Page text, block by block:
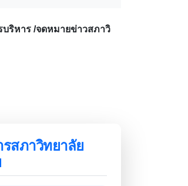
ริหาร /จดหมายข่าวสภาวิ
สภาวิทยาลัย